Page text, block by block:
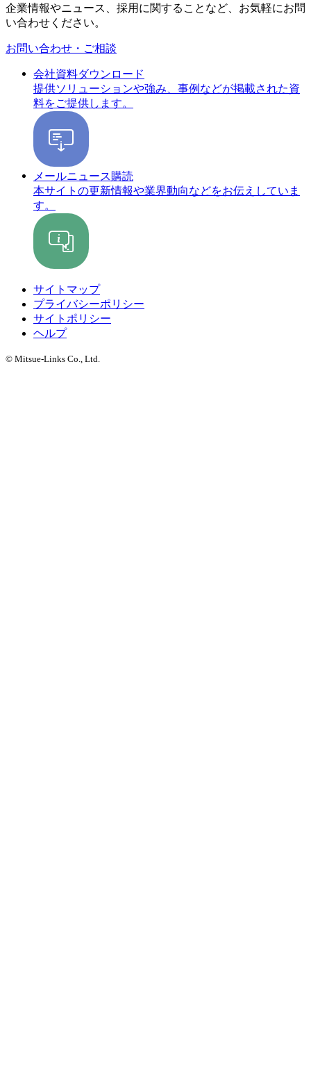
企業情報やニュース、採用に関することなど、お気軽にお問
い合わせください。
お問い合わせ・ご相談
会社資料ダウンロード
提供ソリューションや強み、事例などが掲載された資
料をご提供します。
メールニュース購読
本サイトの更新情報や業界動向などをお伝えしていま
す。
サイトマップ
プライバシーポリシー
サイトポリシー
ヘルプ
© Mitsue-Links Co., Ltd.